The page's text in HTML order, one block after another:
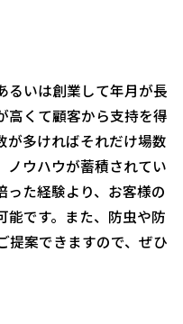
るいは創業して年月が長
高くて顧客から支持を得
が多ければそれだけ場数
ノウハウが蓄積されてい
った経験より、お客様の
能です。また、防虫や防
提案できますので、ぜひ